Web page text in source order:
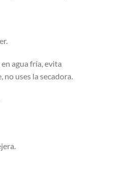
agua fría, evita
no uses la secadora.